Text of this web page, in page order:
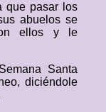
que pasar los
abuelos se
ellos y le
Santa
diciéndole